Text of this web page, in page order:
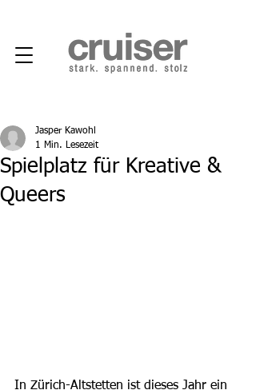
Spielplatz für Kreative &
Queers
Jasper Kawohl
1 Min. Lesezeit
In Zürich-Altstetten ist dieses Jahr ein